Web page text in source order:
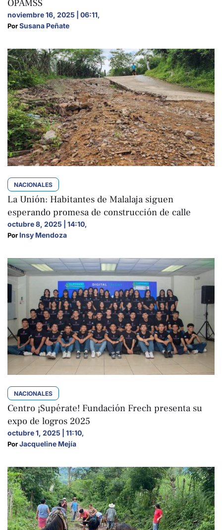
OPAMSS
noviembre 16, 2025 | 06:11,
Por Susana Peñate
NACIONALES
La Unión: Habitantes de Malalaja siguen
esperando promesa de construcción de calle
octubre 8, 2025 | 14:10,
Por Insy Mendoza
NACIONALES
Centro ¡Supérate! Fundación Frech presenta su
expo de logros 2025
octubre 1, 2025 | 11:10,
Por Jacqueline Mejía